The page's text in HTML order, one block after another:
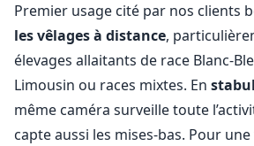
Premier usage cité par nos clients
les vêlages à distance,
élevages allaitants de race Blanc-
Limousin ou races mixtes. En
même caméra surveille toute
capte aussi les mises-bas. Pour